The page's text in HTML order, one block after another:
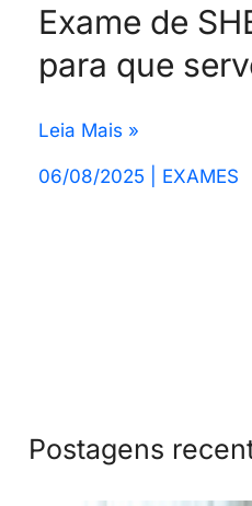
Exame de
para que
Leia Mais »
06/08/2025 EXAMES
Postagens